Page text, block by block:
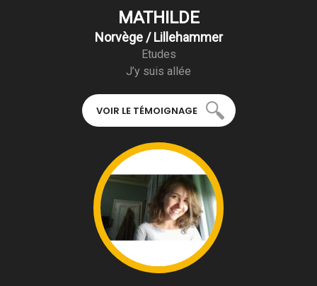
MATHILDE
Norvège / Lillehammer
Etudes
J’y suis allée
VOIR LE TÉMOIGNAGE